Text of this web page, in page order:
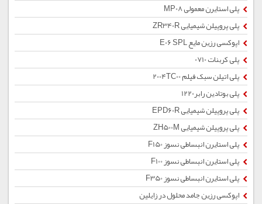
پلی استایرن معمولی MP08
پلی پروپیلن شیمیایی ZR340R
اپوکسی رزین مایع E06 SPL
پلی کربنات 0710
پلی اتیلن سبک فیلم 2004TC00
پلی بوتادین رابر1220
پلی پروپیلن شیمیایی EPD60R
پلی پروپیلن شیمیایی ZH500M
پلی استایرن انبساطی نسوز F150
پلی استایرن انبساطی نسوز F100
پلی استایرن انبساطی نسوز F350
اپوکسی رزین جامد محلول در زایلین